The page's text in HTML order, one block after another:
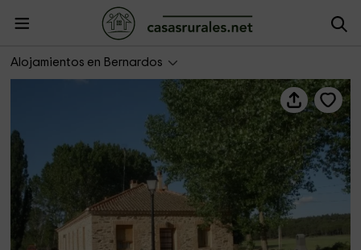
Alojamientos en Bernardos
El Sitio de Constanzana